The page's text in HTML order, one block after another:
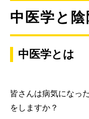
中医学と
中医学とは
皆さんは病気になっ
をしますか？